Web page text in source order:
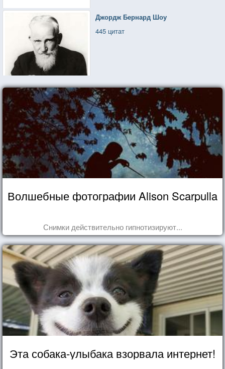
Джордж Бернард Шоу
445 цитат
Волшебные фотографии Alison Scarpulla
Снимки действительно гипнотизируют...
Эта собака-улыбака взорвала интернет!